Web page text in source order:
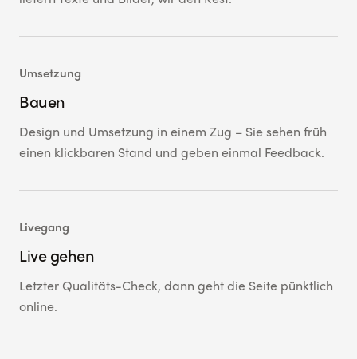
Umsetzung
Bauen
Design und Umsetzung in einem Zug – Sie sehen früh
einen klickbaren Stand und geben einmal Feedback.
Livegang
Live gehen
Letzter Qualitäts-Check, dann geht die Seite pünktlich
online.